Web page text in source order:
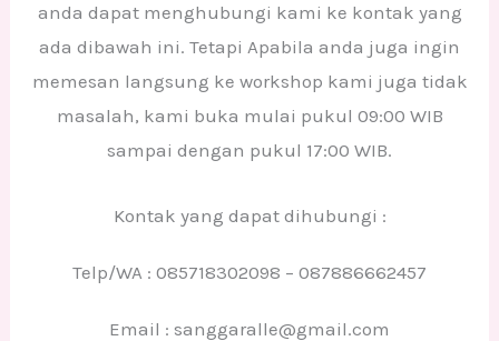
anda dapat menghubungi kami ke kontak yang
ada dibawah ini. Tetapi Apabila anda juga ingin
memesan langsung ke workshop kami juga tidak
masalah, kami buka mulai pukul 09:00 WIB
sampai dengan pukul 17:00 WIB.
Kontak yang dapat dihubungi :
Telp/WA : 085718302098 – 087886662457
Email : sanggaralle@gmail.com